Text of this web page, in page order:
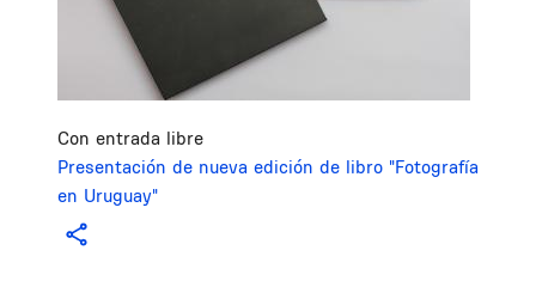
Con entrada libre
Presentación de nueva edición de libro "Fotografía
en Uruguay"